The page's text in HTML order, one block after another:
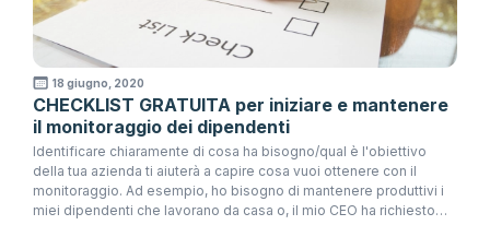
18 giugno, 2020
CHECKLIST GRATUITA per iniziare e mantenere
il monitoraggio dei dipendenti
Identificare chiaramente di cosa ha bisogno/qual è l'obiettivo
della tua azienda ti aiuterà a capire cosa vuoi ottenere con il
monitoraggio. Ad esempio, ho bisogno di mantenere produttivi i
miei dipendenti che lavorano da casa o, il mio CEO ha richiesto